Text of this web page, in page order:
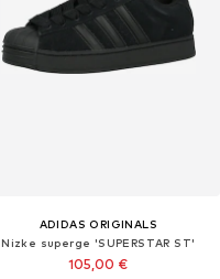
ADIDAS ORIGINALS
Nizke superge 'SUPERSTAR ST'
105,00 €